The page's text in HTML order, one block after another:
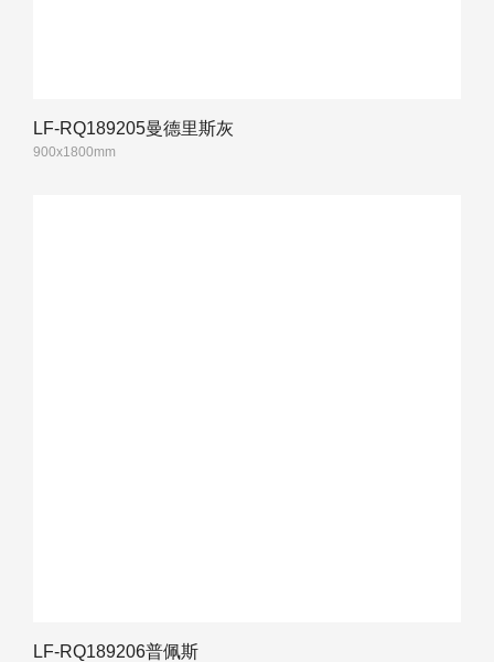
LF-RQ189205曼德里斯灰
900x1800mm
LF-RQ189206普佩斯